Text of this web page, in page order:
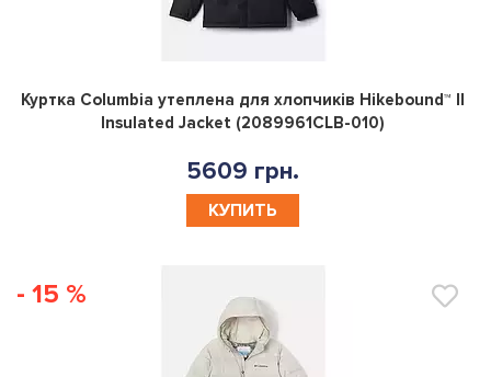
0
Куртка Columbia утеплена для хлопчикiв Hikebound™ II
Insulated Jacket (2089961CLB-010)
5609 грн.
КУПИТЬ
- 15 %